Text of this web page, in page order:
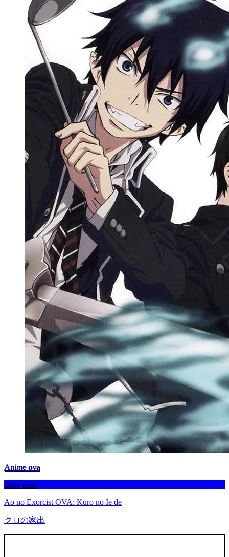
Anime ova
Befejezett
Ao no Exorcist OVA: Kuro no Ie de
クロの家出